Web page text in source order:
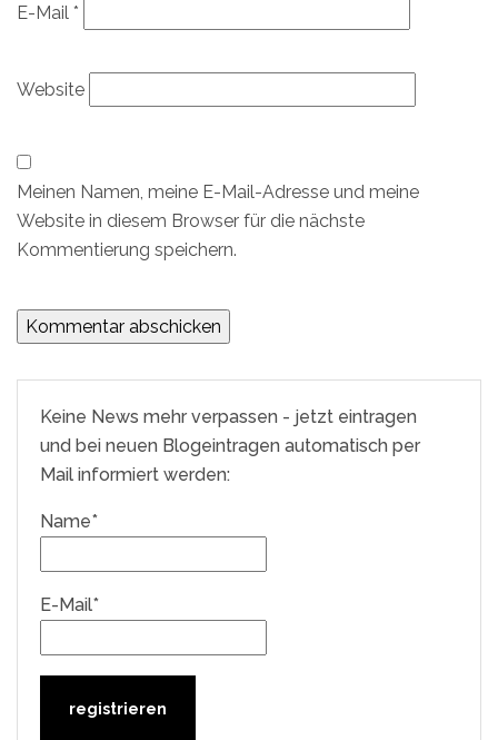
E-Mail *
Website
Meinen Namen, meine E-Mail-Adresse und meine
Website in diesem Browser für die nächste
Kommentierung speichern.
Keine News mehr verpassen - jetzt eintragen
und bei neuen Blogeintragen automatisch per
Mail informiert werden:
Name*
E-Mail*